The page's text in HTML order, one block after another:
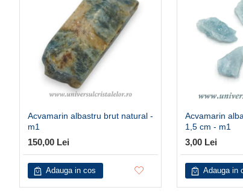
Acvamarin albastru brut natural -
m1
150,00 Lei
Adauga in cos
Acvamarin
1,5 cm - m1
3,00 Lei
Adauga in